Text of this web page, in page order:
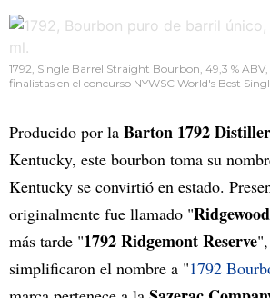
1792, Single Barrel Straight Bourbon, 49,3 %
finalistas en el concurso NYWSC World's Best
Producido por la Barton 1792
Kentucky, este bourbon toma su
Kentucky se convirtió en estado.
originalmente fue llamado "
más tarde "1792 Ridgemont Reserve
simplificaron el nombre a "1792